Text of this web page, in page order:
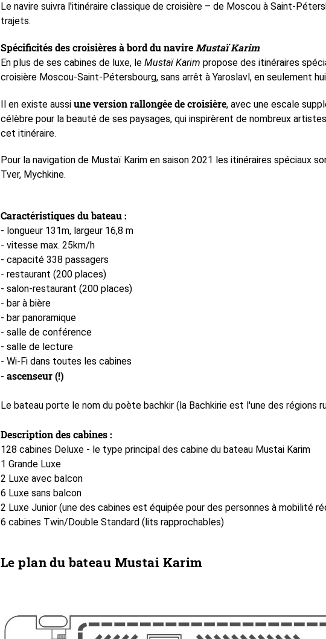
Le navire suivra l'itinéraire classique de croisière – de Moscou à Saint-
trajets.
Spécificités des croisières à bord du navireMustaï Karim
En plus de ses cabines de luxe, le Mustaï Karim propose des itinéraires
croisière Moscou-Saint-Pétersbourg, sans arrêt à Yaroslavl, en seulement
Il en existe aussi une version rallongée de croisière, avec une escale
célèbre pour la beauté de ses paysages, qui inspirèrent de nombreux
cet itinéraire.
Pour la navigation de Mustaï Karim en saison 2021 les itinéraires spéciaux
Tver, Mychkine.
Caractéristiques du bateau :
- longueur 131m, largeur 16,8 m
- vitesse max. 25km/h
- capacité 338 passagers
- restaurant (200 places)
- salon-restaurant (200 places)
- bar à bière
- bar panoramique
- salle de conférence
- salle de lecture
- Wi-Fi dans toutes les cabines
- ascenseur (!)
Le bateau porte le nom du poète bachkir (la Bachkirie est l'une des régions
Description des cabines :
128 cabines Deluxe - le type principal des cabine du bateau Mustai Karim
1 Grande Luxe
2 Luxe avec balcon
6 Luxe sans balcon
2 Luxe Junior (une des cabines est équipée pour des personnes à mobilité
6 cabines Twin/Double Standard (lits rapprochables)
Le plan du bateau Mustai Karim